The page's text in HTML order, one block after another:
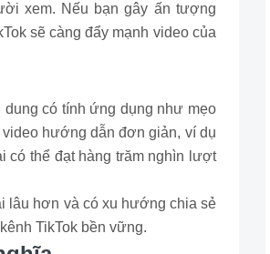
xem. Nếu bạn gây ấn tượng
sẽ càng đẩy mạnh video của
có tính ứng dụng như mẹo
hướng dẫn đơn giản, ví dụ
có thể đạt hàng trăm nghìn lượt
lâu hơn và có xu hướng chia sẻ
TikTok bền vững.